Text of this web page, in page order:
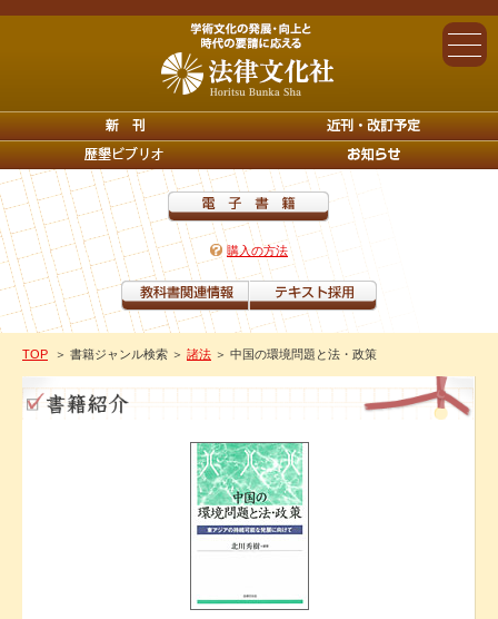
購入の方法
TOP ＞ 書籍ジャンル検索 ＞ 諸法 ＞ 中国の環境問題と法・政策